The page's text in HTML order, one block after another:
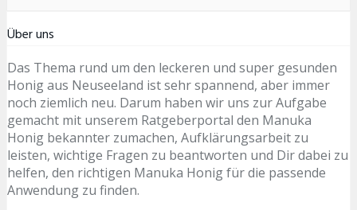
Über uns
Das Thema rund um den leckeren und super gesunden
Honig aus Neuseeland ist sehr spannend, aber immer
noch ziemlich neu. Darum haben wir uns zur Aufgabe
gemacht mit unserem Ratgeberportal den Manuka
Honig bekannter zumachen, Aufklärungsarbeit zu
leisten, wichtige Fragen zu beantworten und Dir dabei zu
helfen, den richtigen Manuka Honig für die passende
Anwendung zu finden.